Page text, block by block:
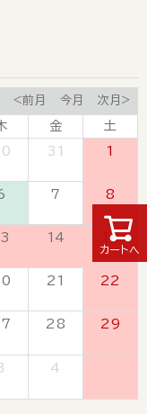
カートへ
<前月 今月 次月>
金
土
31 1
7 8
14 15
21 22
28 29
4